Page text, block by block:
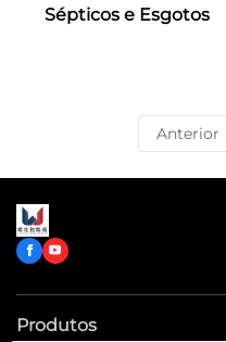
Sépticos e Esgotos
Anterior
Produtos